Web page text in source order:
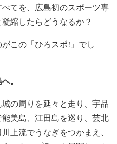
てを、広島初のスポーツ専
縮したらどうなるか？
この「ひろスポ!」でし
。
の周りを延々と走り、宇品
美島、江田島を巡り、芸北
上流でうなぎをつかまえ、